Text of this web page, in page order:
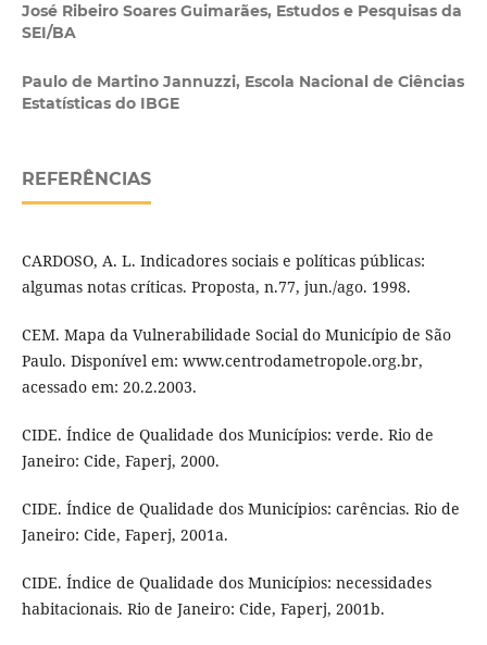
José Ribeiro Soares Guimarães, Estudos e Pesquisas da
SEI/BA
Paulo de Martino Jannuzzi, Escola Nacional de Ciências
Estatísticas do IBGE
REFERÊNCIAS
CARDOSO, A. L. Indicadores sociais e políticas públicas:
algumas notas críticas. Proposta, n.77, jun./ago. 1998.
CEM. Mapa da Vulnerabilidade Social do Município de São
Paulo. Disponível em: www.centrodametropole.org.br,
acessado em: 20.2.2003.
CIDE. Índice de Qualidade dos Municípios: verde. Rio de
Janeiro: Cide, Faperj, 2000.
CIDE. Índice de Qualidade dos Municípios: carências. Rio de
Janeiro: Cide, Faperj, 2001a.
CIDE. Índice de Qualidade dos Municípios: necessidades
habitacionais. Rio de Janeiro: Cide, Faperj, 2001b.